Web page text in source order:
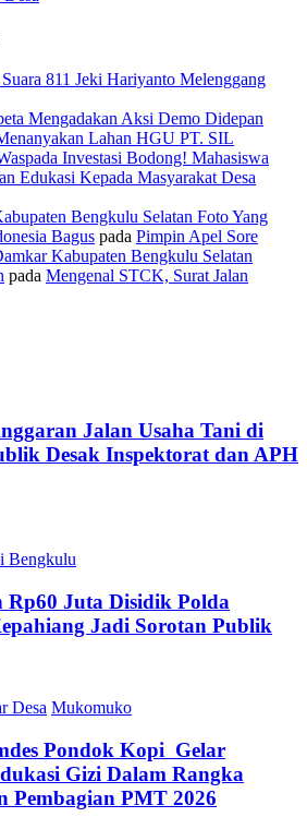
811 Jeki Hariyanto Melenggang
Mengadakan Aksi Demo Didepan
Lahan HGU PT. SIL
Investasi Bodong! Mahasiswa
Edukasi Kepada Masyarakat Desa
Bengkulu Selatan Foto Yang
Bagus pada Pimpin Apel Sore
Kabupaten Bengkulu Selatan
pada Mengenal STCK, Surat Jalan
Jalan Usaha Tani di
Desak Inspektorat dan APH
Bengkulu
Rp60 Juta Disidik Polda
Jadi Sorotan Publik
Desa Mukomuko
Pondok Kopi Gelar
Gizi Dalam Rangka
Pembagian PMT 2026